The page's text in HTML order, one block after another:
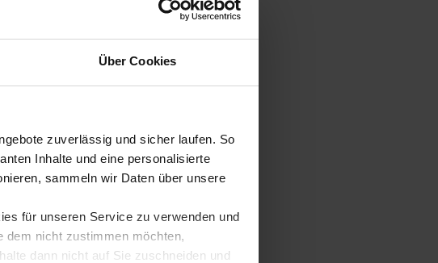
Über Cookies
zuverlässig und sicher laufen. So
Inhalte und eine personalisierte
sammeln wir Daten über unsere
für unseren Service zu verwenden und
dem nicht zustimmen möchten,
dann nicht auf Sie zuschneiden und